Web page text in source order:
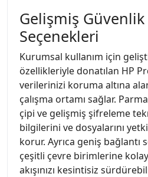
Gelişmiş Güvenlik
Seçenekleri
Kurumsal kullanım için
özellikleriyle donatılan HP
verilerinizi koruma altına
çalışma ortamı sağlar.
çipi ve gelişmiş şifreleme
bilgilerini ve dosyalarını
korur. Ayrıca geniş bağlantı
çeşitli çevre birimlerine
akışınızı kesintisiz